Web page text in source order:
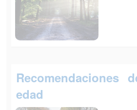
Recomendaciones
edad